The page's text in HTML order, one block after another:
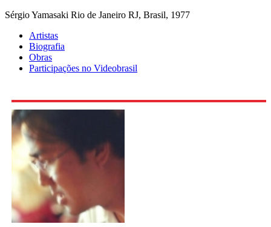
Sérgio Yamasaki Rio de Janeiro RJ, Brasil, 1977
Artistas
Biografia
Obras
Participações no Videobrasil